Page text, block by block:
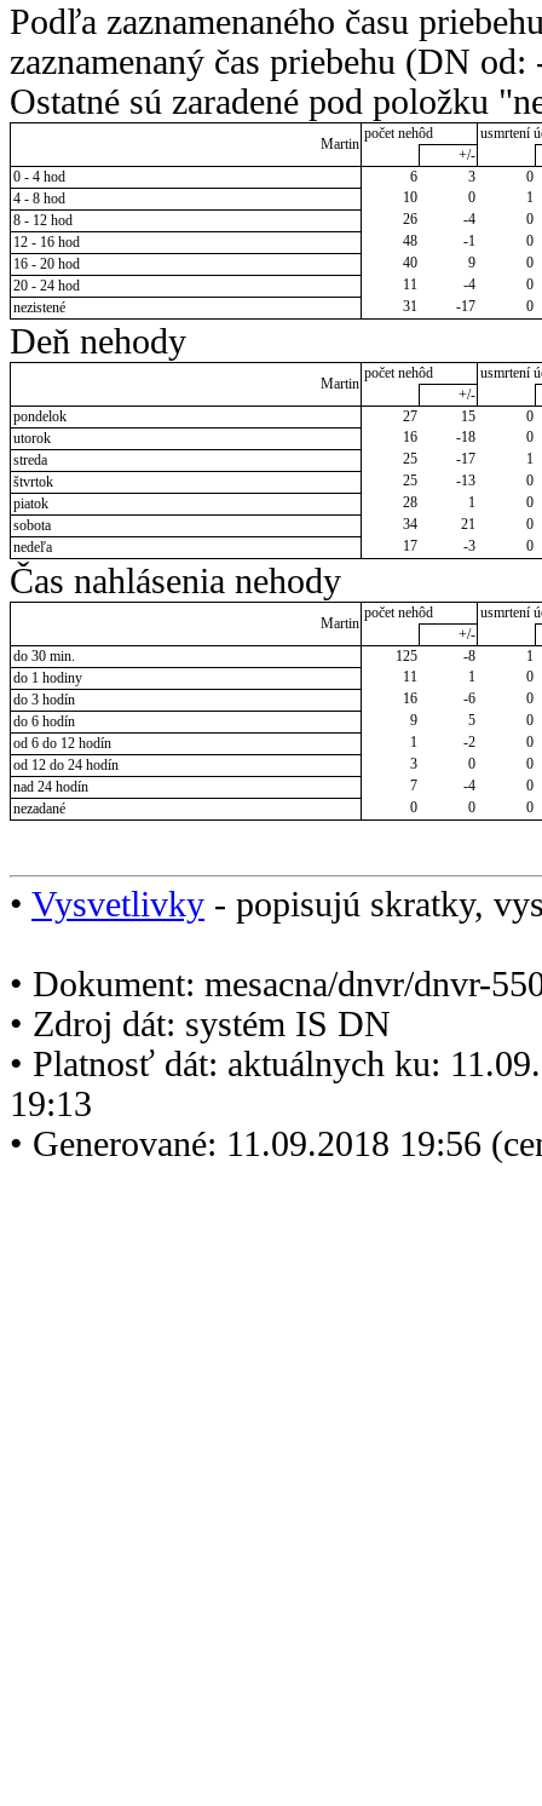
Podľa zaznamenaného času
zaznamenaný čas priebehu (DN
Ostatné sú zaradené pod položku
Martin
počet nehôd
usmrtení
+/-
0 - 4 hod
6 3
0
4 - 8 hod
10 0
1
8 - 12 hod
26 -4
0
12 - 16 hod
48 -1
0
16 - 20 hod
40 9
0
20 - 24 hod
11 -4
0
nezistené
31 -17 0
Deň nehody
Martin
počet nehôd
usmrtení
+/-
pondelok
27 15
0
utorok
16 -18
0
streda
25 -17
1
štvrtok
25 -13
0
piatok
28 1
0
sobota
34 21
0
nedeľa
17 -3 0
Čas nahlásenia nehody
Martin
počet nehôd
usmrtení
+/-
do 30 min.
125 -8
1
do 1 hodiny
11 1
0
do 3 hodín
16 -6
0
do 6 hodín
9 5
0
od 6 do 12 hodín
1 -2
0
od 12 do 24 hodín
3 0
0
nad 24 hodín
7 -4
0
nezadané
0 0 0
• Vysvetlivky - popisujú skratky,
• Dokument: mesacna/dnvr/dnvr-
• Zdroj dát: systém IS DN
• Platnosť dát: aktuálnych ku:
19:13
• Generované: 11.09.2018 19:56